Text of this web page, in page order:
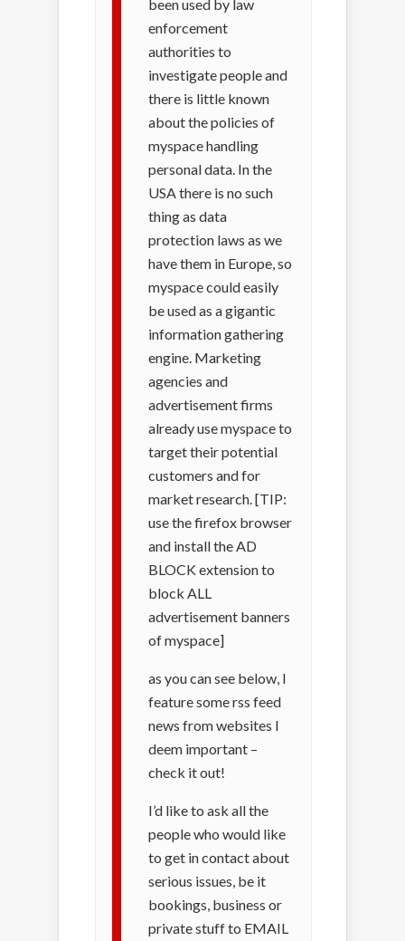
been used by law
enforcement
authorities to
investigate people and
there is little known
about the policies of
myspace handling
personal data. In the
USA there is no such
thing as data
protection laws as we
have them in Europe, so
myspace could easily
be used as a gigantic
information gathering
engine. Marketing
agencies and
advertisement firms
already use myspace to
target their potential
customers and for
market research. [TIP:
use the firefox browser
and install the AD
BLOCK extension to
block ALL
advertisement banners
of myspace]
as you can see below, I
feature some rss feed
news from websites I
deem important –
check it out!
I’d like to ask all the
people who would like
to get in contact about
serious issues, be it
bookings, business or
private stuff to EMAIL